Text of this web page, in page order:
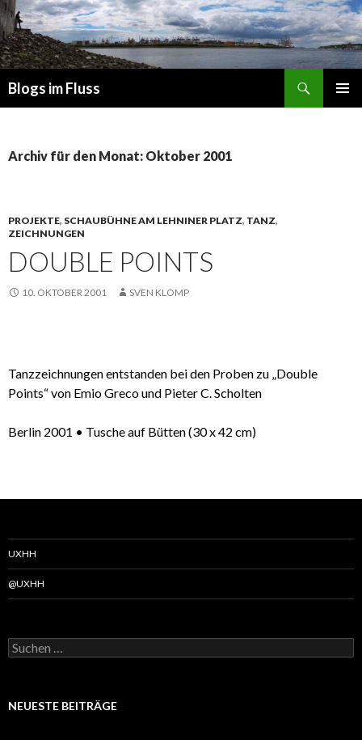
Blogs im Fluss
Archiv für den Monat: Oktober 2001
PROJEKTE, SCHAUBÜHNE AM LEHNINER PLATZ, TANZ,
ZEICHNUNGEN
DOUBLE POINTS
10. OKTOBER 2001 SVEN KLOMP
Tanzzeichnungen entstanden bei den Proben zu „Double
Points“von Emio Greco und Pieter C. Scholten
Berlin 2001 • Tusche auf Bütten (30 x 42 cm)
UXHH
@UXHH
Suchen
nach:
NEUESTE BEITRÄGE